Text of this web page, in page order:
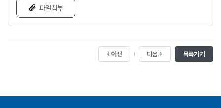
파일첨부
이전 다음 목록가기